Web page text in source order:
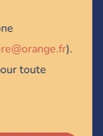
).
toute